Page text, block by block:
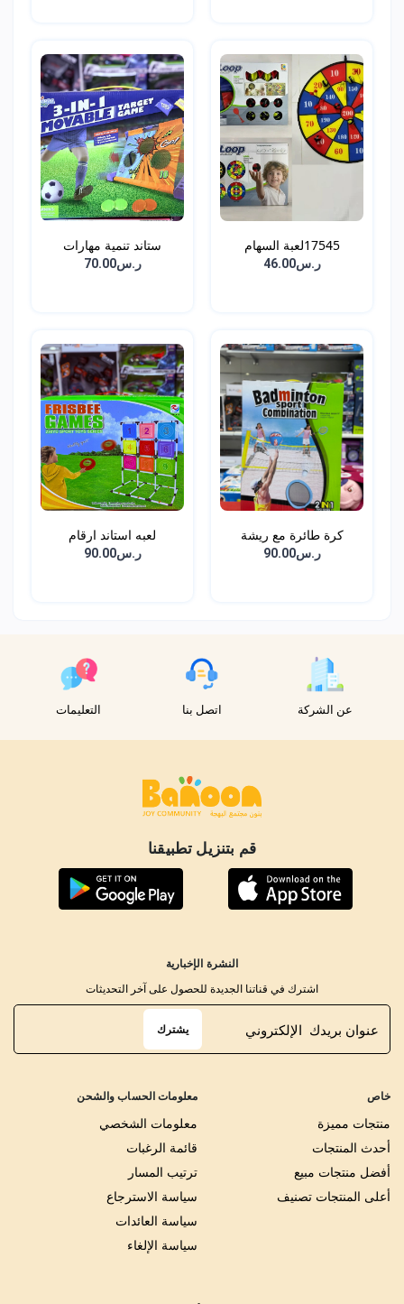
17545لعبة السهام
ر.س46.00
ستاند تنمية مهارات
ر.س70.00
كرة طائرة مع ريشة
ر.س90.00
لعبه استاند ارقام
ر.س90.00
عن الشركة اتصل بنا التعليمات
قم بتنزيل تطبيقنا
خاص
منتجات مميزة
أحدث المنتجات
أفضل منتجات مبيع
أعلى المنتجات تصنيف
معلومات الحساب والشحن
معلومات الشخصي
قائمة الرغبات
ترتيب المسار
سياسة الاسترجاع
سياسة العائدات
سياسة الإلغاء
النشرة الإخبارية
اشترك في قناتنا الجديدة للحصول على آخر التحديثات
يشترك